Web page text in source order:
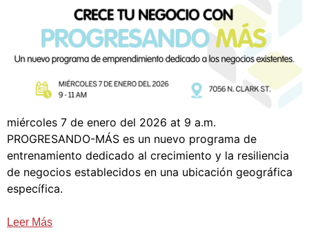
miércoles 7 de enero del 2026 at 9 a.m.
PROGRESANDO-MÁS es un nuevo programa de
entrenamiento dedicado al crecimiento y la resiliencia
de negocios establecidos en una ubicación geográfica
específica.
Leer Más